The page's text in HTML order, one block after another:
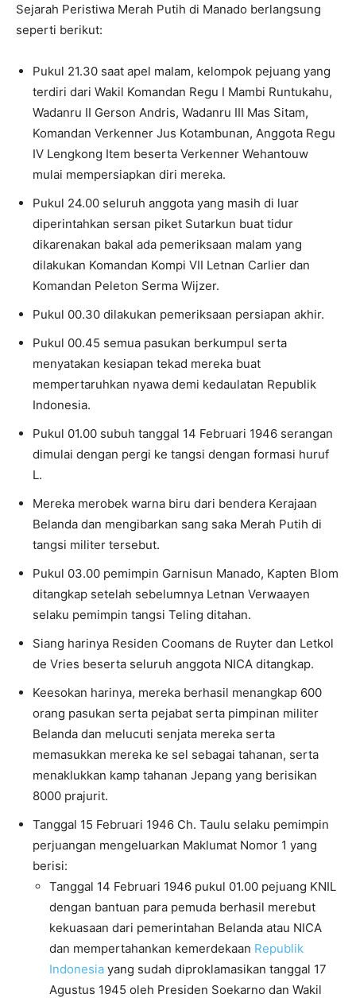
Sejarah Peristiwa Merah Putih di Manado berlangsung
seperti berikut:
Pukul 21.30 saat apel malam, kelompok pejuang yang
terdiri dari Wakil Komandan Regu I Mambi Runtukahu,
Wadanru II Gerson Andris, Wadanru III Mas Sitam,
Komandan Verkenner Jus Kotambunan, Anggota Regu
IV Lengkong Item beserta Verkenner Wehantouw
mulai mempersiapkan diri mereka.
Pukul 24.00 seluruh anggota yang masih di luar
diperintahkan sersan piket Sutarkun buat tidur
dikarenakan bakal ada pemeriksaan malam yang
dilakukan Komandan Kompi VII Letnan Carlier dan
Komandan Peleton Serma Wijzer.
Pukul 00.30 dilakukan pemeriksaan persiapan akhir.
Pukul 00.45 semua pasukan berkumpul serta
menyatakan kesiapan tekad mereka buat
mempertaruhkan nyawa demi kedaulatan Republik
Indonesia.
Pukul 01.00 subuh tanggal 14 Februari 1946 serangan
dimulai dengan pergi ke tangsi dengan formasi huruf
L.
Mereka merobek warna biru dari bendera Kerajaan
Belanda dan mengibarkan sang saka Merah Putih di
tangsi militer tersebut.
Pukul 03.00 pemimpin Garnisun Manado, Kapten Blom
ditangkap setelah sebelumnya Letnan Verwaayen
selaku pemimpin tangsi Teling ditahan.
Siang harinya Residen Coomans de Ruyter dan Letkol
de Vries beserta seluruh anggota NICA ditangkap.
Keesokan harinya, mereka berhasil menangkap 600
orang pasukan serta pejabat serta pimpinan militer
Belanda dan melucuti senjata mereka serta
memasukkan mereka ke sel sebagai tahanan, serta
menaklukkan kamp tahanan Jepang yang berisikan
8000 prajurit.
Tanggal 15 Februari 1946 Ch. Taulu selaku pemimpin
perjuangan mengeluarkan Maklumat Nomor 1 yang
berisi:
Tanggal 14 Februari 1946 pukul 01.00 pejuang KNIL
dengan bantuan para pemuda berhasil merebut
kekuasaan dari pemerintahan Belanda atau NICA
dan mempertahankan kemerdekaan Republik
Indonesia yang sudah diproklamasikan tanggal 17
Agustus 1945 oleh Presiden Soekarno dan Wakil